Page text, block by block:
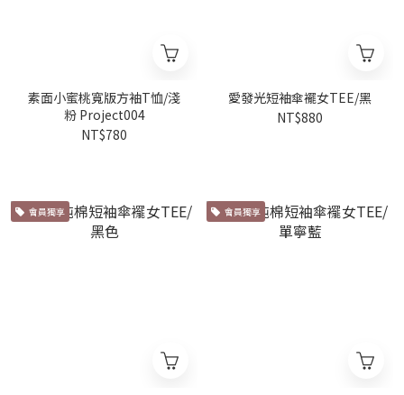
素面小蜜桃寬版方袖T恤/淺
粉 Project004
NT$780
愛發光短袖傘襬女TEE/黑
NT$880
會員獨享 會員獨享